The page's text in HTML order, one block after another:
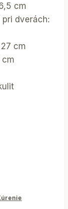
cm
dverách:
cm
cm